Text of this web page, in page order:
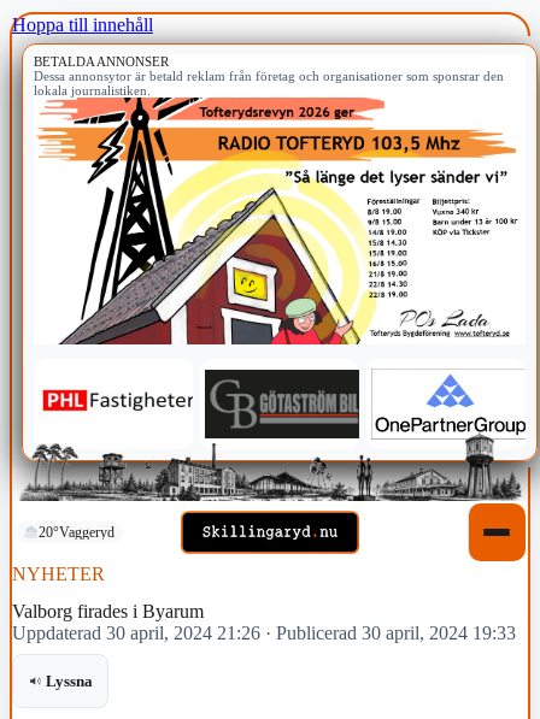
Hoppa till innehåll
BETALDA ANNONSER
Dessa annonsytor är betald reklam från företag och organisationer som sponsrar den
lokala journalistiken.
20°Vaggeryd
NYHETER
Valborg firades i Byarum
Uppdaterad 30 april, 2024 21:26 · Publicerad 30 april, 2024 19:33
Lyssna